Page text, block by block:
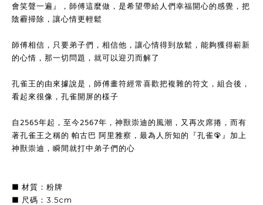
會笑聲一遍』，師傅這麼做，是希望帶給人們幸福開心的感覺，把
陰霾掃除，讓心情更輕鬆
師傅相信，只要弟子們，相信他，讓心情得到放鬆，能夠獲得嶄新
的心情，那一切問題，就可以迎刃而解了
孔雀王的由來據說是，師傅畫符經常喜歡把複雜的符文，組合後，
看起來很像，孔雀開屏的樣子
自2565年起，至今2567年，神獸崇迪的風潮，又再次席捲，而有
著孔雀王之稱的 帕古巴 阿里雅察，最為人所知的『孔雀🦚』加上
神獸崇迪，瞬間就打中弟子們的心
■ 材質：粉牌
■ 尺碼：3.5cm